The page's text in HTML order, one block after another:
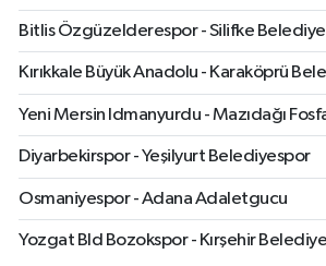
Bitlis Özgüzelderespor - Silifke
Kırıkkale Büyük Anadolu - Karaköprü
Yeni Mersin Idmanyurdu - Mazıdağı
Diyarbekirspor - Yeşilyurt Belediyespor
Osmaniyespor - Adana Adaletgucu
Yozgat Bld Bozokspor - Kırşehir